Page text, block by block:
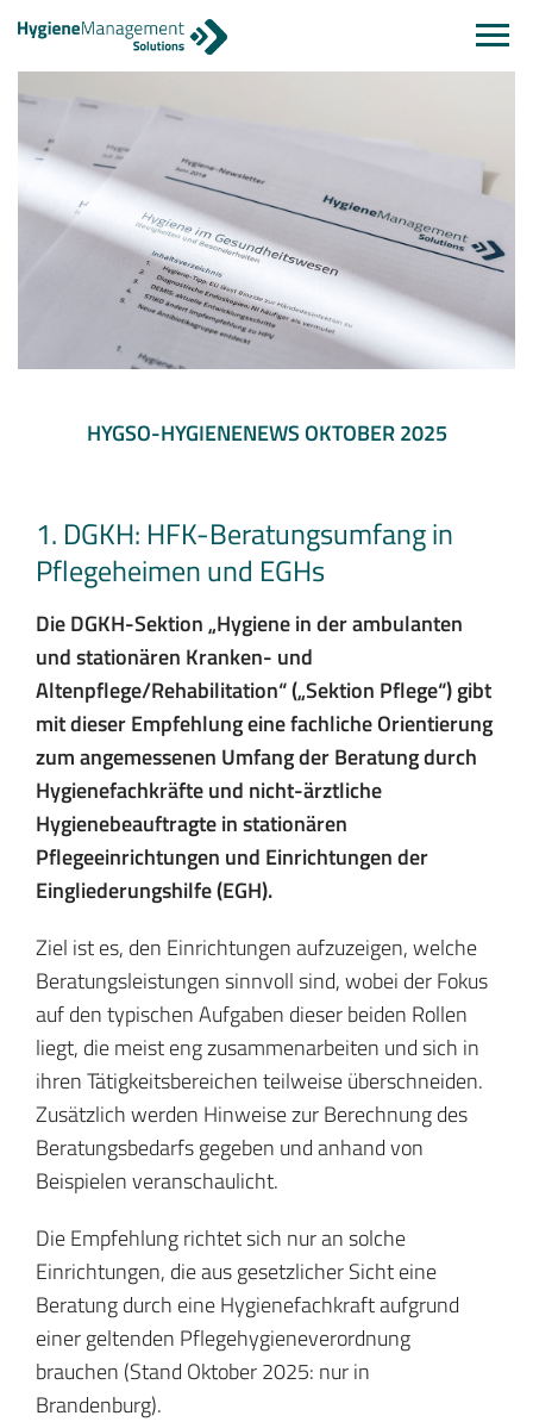
HYGSO-HYGIENENEWS OKTOBER 2025
1. DGKH: HFK-Beratungsumfang in
Pflegeheimen und EGHs
Die DGKH-Sektion „Hygiene in der ambulanten
und stationären Kranken- und
Altenpflege/Rehabilitation“ („Sektion Pflege“) gibt
mit dieser Empfehlung eine fachliche Orientierung
zum angemessenen Umfang der Beratung durch
Hygienefachkräfte und nicht-ärztliche
Hygienebeauftragte in stationären
Pflegeeinrichtungen und Einrichtungen der
Eingliederungshilfe (EGH).
Ziel ist es, den Einrichtungen aufzuzeigen, welche
Beratungsleistungen sinnvoll sind, wobei der Fokus
auf den typischen Aufgaben dieser beiden Rollen
liegt, die meist eng zusammenarbeiten und sich in
ihren Tätigkeitsbereichen teilweise überschneiden.
Zusätzlich werden Hinweise zur Berechnung des
Beratungsbedarfs gegeben und anhand von
Beispielen veranschaulicht.
Die Empfehlung richtet sich nur an solche
Einrichtungen, die aus gesetzlicher Sicht eine
Beratung durch eine Hygienefachkraft aufgrund
einer geltenden Pflegehygieneverordnung
brauchen (Stand Oktober 2025: nur in
Brandenburg).